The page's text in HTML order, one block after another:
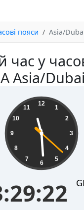
пояси Asia/
час у
Asia/Dubai
12
1
2
3
4
5
6
7
8
9
10
11